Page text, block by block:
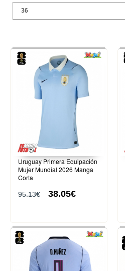
Uruguay Primera Equipación
Mujer Mundial 2026 Manga
Corta
95.13€ 38.05€